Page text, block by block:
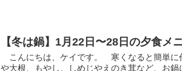
【冬は鍋】1月22日〜28日の夕食メ
こんにちは、ケイです。 寒くなると簡単に
や大根、もやし、しめじやえのき茸など、お